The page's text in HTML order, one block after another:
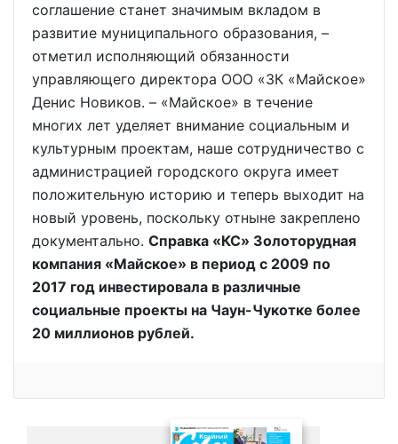
соглашение станет значимым вкладом в
развитие муниципального образования, –
отметил исполняющий обязанности
управляющего директора ООО «ЗК «Майское»
Денис Новиков. – «Майское» в течение
многих лет уделяет внимание социальным и
культурным проектам, наше сотрудничество с
администрацией городского округа имеет
положительную историю и теперь выходит на
новый уровень, поскольку отныне закреплено
документально. Справка «КС» Золоторудная
компания «Майское» в период с 2009 по
2017 год инвестировала в различные
социальные проекты на Чаун-Чукотке более
20 миллионов рублей.